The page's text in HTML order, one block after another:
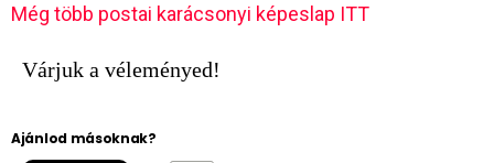
Még több postai karácsonyi képeslap ITT
Várjuk a véleményed!
Ajánlod másoknak?